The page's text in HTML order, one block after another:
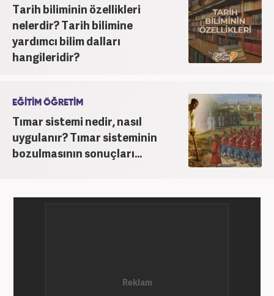
Tarih biliminin özellikleri
nelerdir? Tarih bilimine
yardımcı bilim dalları
hangileridir?
EĞİTİM ÖĞRETİM
Tımar sistemi nedir, nasıl
uygulanır? Tımar sisteminin
bozulmasının sonuçları...